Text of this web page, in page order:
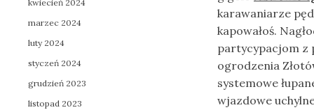
karawaniarze
kapowałoś.
partycypacjom z
ogrodzenia
systemowe
wjazdowe
kwiecień 2024
marzec 2024
luty 2024
styczeń 2024
grudzień 2023
listopad 2023